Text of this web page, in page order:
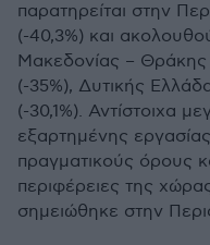
παρατηρείται στην
(-40,3%) και
Μακεδονίας – Θράκης
(-35%), Δυτικής
(-30,1%). Αντίστοιχα
εξαρτημένης
πραγματικούς όρους
περιφέρειες της
σημειώθηκε στην